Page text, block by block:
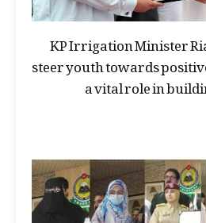
KP Irrigation Minister
steer youth towards
a vital role in